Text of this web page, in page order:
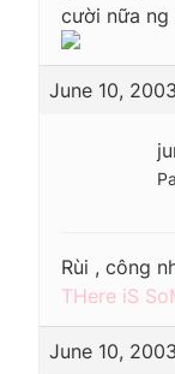
cười nữa ng
June 10,
Rùi , công
THere iS
June 10,